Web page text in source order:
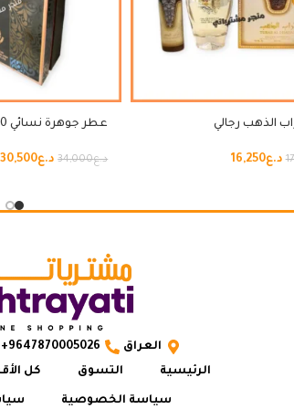
الذهب رجالي
د.ع16,250
عطر جوهرة نسائي 100 مل
د.ع34,000 د.ع30,500
العراق 9647870005026+
الرئيسية
التسوق كل
سياسة الخصوصية